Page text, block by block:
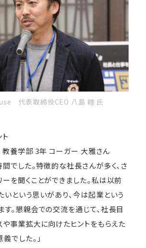
代表取締役CEO 八島 睦 氏
養学部 3年 コーガー 大雅さん
間でした。特徴的な社長さんが多く、さ
ーを聞くことができました。私は以前
いという思いがあり、今は起業という
す。懇親会での交流を通じて、社長目
や事業拡大に向けたヒントをもらえた
でした。」